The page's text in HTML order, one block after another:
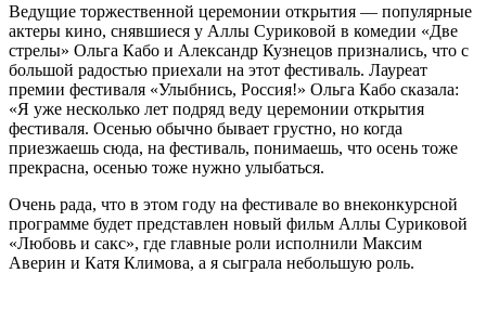
Ведущие торжественной церемонии открытия — популярные
актеры кино, снявшиеся у Аллы Суриковой в комедии «Две
стрелы» Ольга Кабо и Александр Кузнецов признались, что с
большой радостью приехали на этот фестиваль. Лауреат
премии фестиваля «Улыбнись, Россия!» Ольга Кабо сказала:
«Я уже несколько лет подряд веду церемонии открытия
фестиваля. Осенью обычно бывает грустно, но когда
приезжаешь сюда, на фестиваль, понимаешь, что осень тоже
прекрасна, осенью тоже нужно улыбаться.
Очень рада, что в этом году на фестивале во внеконкурсной
программе будет представлен новый фильм Аллы Суриковой
«Любовь и сакс», где главные роли исполнили Максим
Аверин и Катя Климова, а я сыграла небольшую роль.